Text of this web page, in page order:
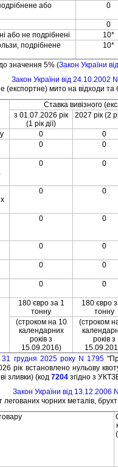
або
0
0
або не подрiбненi 10*
подрiбнене
10*
значення 5% (Закон України
Закон України вiд 24.10.2002
(експортне) мито на вiдходи та
Ставка вивiзного
з 01.07.2026 рiк
(1 рiк дiї)
2027 рiк (2
0 0
0 0
0 0
0 0
0 0
0 0
0 0
0 0
180 євро за 1
тонну
180 євро
тонну
(строком на 10
календарних
рокiв з
15.09.2016)
(строком
рокiв з
грудня 2025 року N 1795
рiк встановлено нульову
зливки) (код7204 згiдно з
Закон України вiд 13.12.2006
легованих чорних металiв,